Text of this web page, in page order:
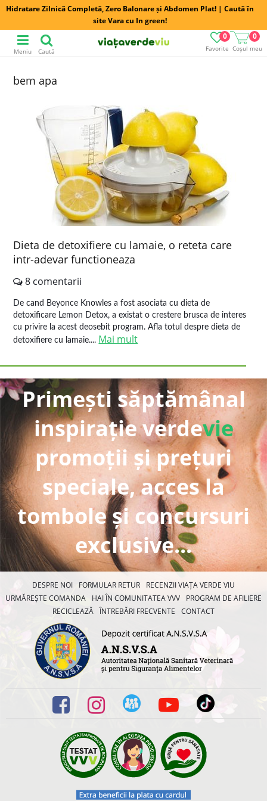
Hidratare Zilnică Completă, Zero Balonare și Abdomen Plat! | Caută în
site Vara cu In green!
Favorite
0
Coșul meu
0
Meniu Caută
bem apa
Dieta de detoxifiere cu lamaie, o reteta care
intr-adevar functioneaza
8 comentarii
De cand Beyonce Knowles a fost asociata cu dieta de
detoxificare Lemon Detox, a existat o crestere brusca de interes
cu privire la acest deosebit program. Afla totul despre dieta de
detoxifiere cu lamaie.... Mai mult
Primești săptămânal
inspirație verdevie
promoții și prețuri
speciale, acces la
tombole și concursuri
exclusive...
DESPRE NOI FORMULAR RETUR
RECENZII VIAȚA VERDE VIU
URMĂREȘTE COMANDA
HAI ÎN COMUNITATEA VVV
PROGRAM DE AFILIERE
RECICLEAZĂ ÎNTREBĂRI FRECVENTE CONTACT